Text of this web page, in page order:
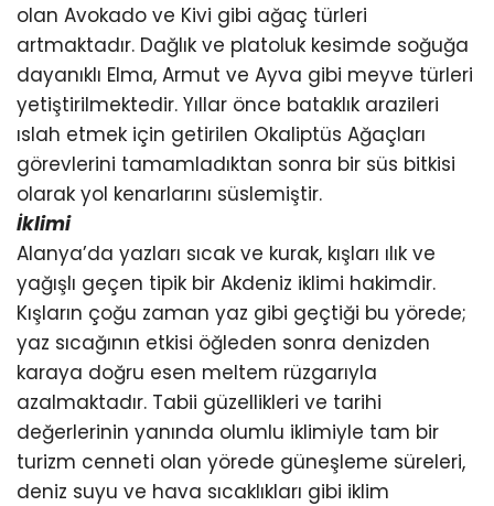
olan Avokado ve Kivi gibi ağaç türleri
artmaktadır. Dağlık ve platoluk kesimde soğuğa
dayanıklı Elma, Armut ve Ayva gibi meyve türleri
yetiştirilmektedir. Yıllar önce bataklık arazileri
ıslah etmek için getirilen Okaliptüs Ağaçları
görevlerini tamamladıktan sonra bir süs bitkisi
olarak yol kenarlarını süslemiştir.
İklimi
Alanya’da yazları sıcak ve kurak, kışları ılık ve
yağışlı geçen tipik bir Akdeniz iklimi hakimdir.
Kışların çoğu zaman yaz gibi geçtiği bu yörede;
yaz sıcağının etkisi öğleden sonra denizden
karaya doğru esen meltem rüzgarıyla
azalmaktadır. Tabii güzellikleri ve tarihi
değerlerinin yanında olumlu iklimiyle tam bir
turizm cenneti olan yörede güneşleme süreleri,
deniz suyu ve hava sıcaklıkları gibi iklim